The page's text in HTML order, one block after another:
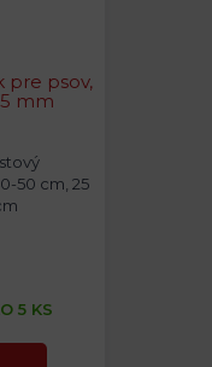
pre psov,
mm
50 cm, 25
5 KS